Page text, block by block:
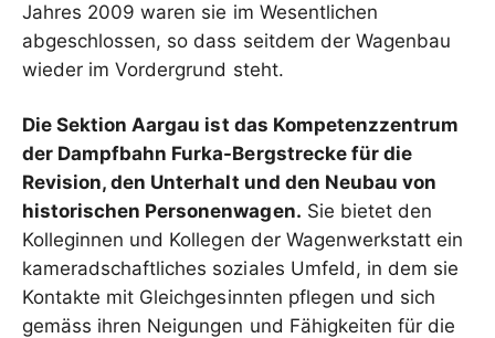
Jahres 2009 waren sie im Wesentlichen
abgeschlossen, so dass seitdem der Wagenbau
wieder im Vordergrund steht.
Die Sektion Aargau ist das Kompetenzzentrum
der Dampfbahn Furka-Bergstrecke für die
Revision, den Unterhalt und den Neubau von
historischen Personenwagen. Sie bietet den
Kolleginnen und Kollegen der Wagenwerkstatt ein
kameradschaftliches soziales Umfeld, in dem sie
Kontakte mit Gleichgesinnten pflegen und sich
gemäss ihren Neigungen und Fähigkeiten für die